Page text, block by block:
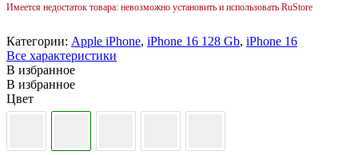
Имеется недостаток товара: невозможно установить и использовать RuStore
Категории: Apple iPhone, iPhone 16 128 Gb, iPhone 16
Все характеристики
В избранное
В избранное
Цвет